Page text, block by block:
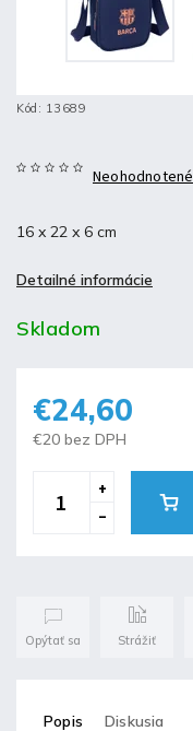
Kód: 13689
Neohodnotené
16 x 22 x 6 cm
Detailné informácie
Skladom
€24,60
€20 bez DPH
Opýtať sa Strážiť
Popis Diskusia